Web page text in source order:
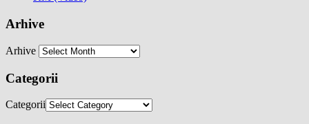
Arhive
Arhive
Categorii
Categorii